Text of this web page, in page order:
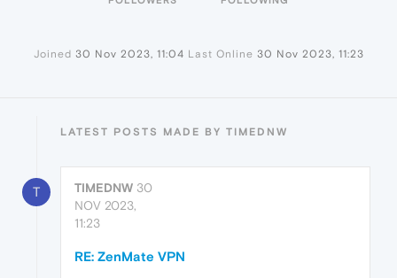
Joined 30 Nov 2023, 11:04 Last Online 30 Nov 2023, 11:23
LATEST POSTS MADE BY TIMEDNW
T TIMEDNW 30
NOV 2023,
11:23
RE: ZenMate VPN